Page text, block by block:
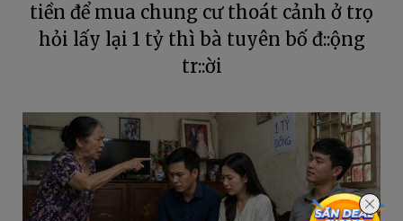
tiền để mua chung cư thoát cảnh ở trọ
hỏi lấy lại 1 tỷ thì bà tuyên bố đ::ộng
tr::ời